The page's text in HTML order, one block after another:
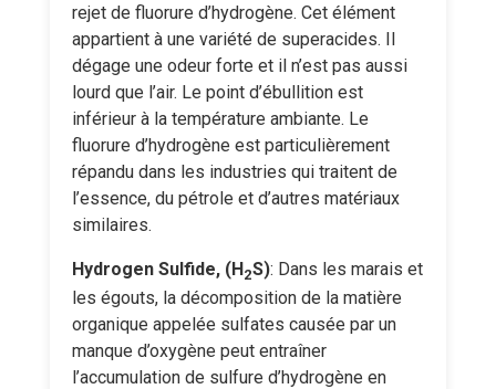
rejet de fluorure d’hydrogène. Cet élément
appartient à une variété de superacides. Il
dégage une odeur forte et il n’est pas aussi
lourd que l’air. Le point d’ébullition est
inférieur à la température ambiante. Le
fluorure d’hydrogène est particulièrement
répandu dans les industries qui traitent de
l’essence, du pétrole et d’autres matériaux
similaires.
Hydrogen Sulfide, (H2S): Dans les marais et
les égouts, la décomposition de la matière
organique appelée sulfates causée par un
manque d’oxygène peut entraîner
l’accumulation de sulfure d’hydrogène en